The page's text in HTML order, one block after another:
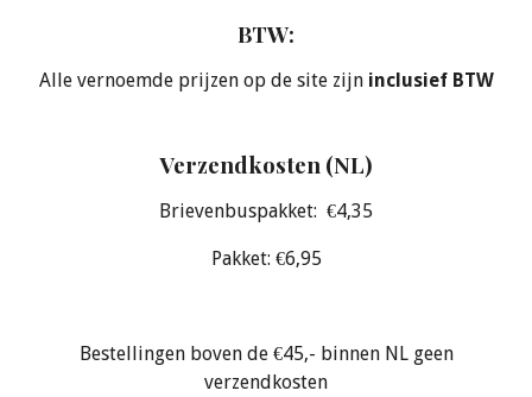
BTW:
Alle vernoemde prijzen op de site zijn inclusief BTW
Verzendkosten (NL)
Brievenbuspakket: €4,35
Pakket: €6,95
Bestellingen boven de €45,- binnen NL geen
verzendkosten